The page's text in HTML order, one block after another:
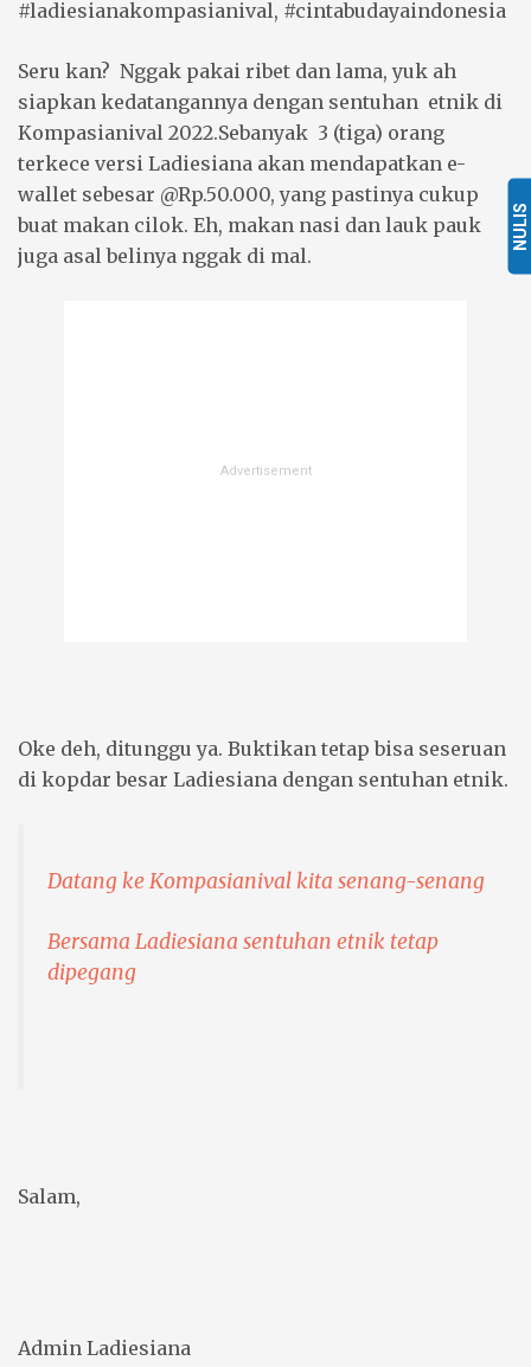
#ladiesianakompasianival, #cintabudayaindonesia
Seru kan? Nggak pakai ribet dan lama, yuk ah
siapkan kedatangannya dengan sentuhan etnik di
Kompasianival 2022.Sebanyak 3 (tiga) orang
terkece versi Ladiesiana akan mendapatkan e-
wallet sebesar @Rp.50.000, yang pastinya cukup
buat makan cilok. Eh, makan nasi dan lauk pauk
juga asal belinya nggak di mal.
Oke deh, ditunggu ya. Buktikan tetap bisa seseruan
di kopdar besar Ladiesiana dengan sentuhan etnik.
Datang ke Kompasianival kita senang-senang
Bersama Ladiesiana sentuhan etnik tetap
dipegang
Salam,
Admin Ladiesiana
NULIS